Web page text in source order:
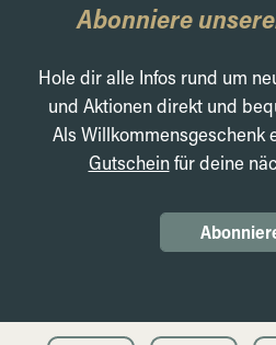
Abonniere
Hole dir alle Infos rund um
und Aktionen direkt und
Als Willkommensgeschenk
Gutscheinfür deine